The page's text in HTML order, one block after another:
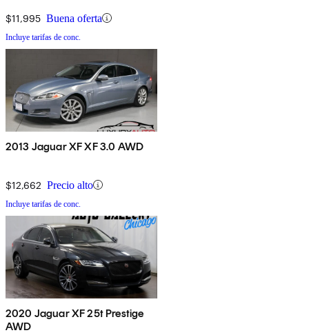
$11,995 Buena oferta
Incluye tarifas de conc.
2013 Jaguar XF XF 3.0 AWD
$12,662 Precio alto
Incluye tarifas de conc.
2020 Jaguar XF 25t Prestige
AWD